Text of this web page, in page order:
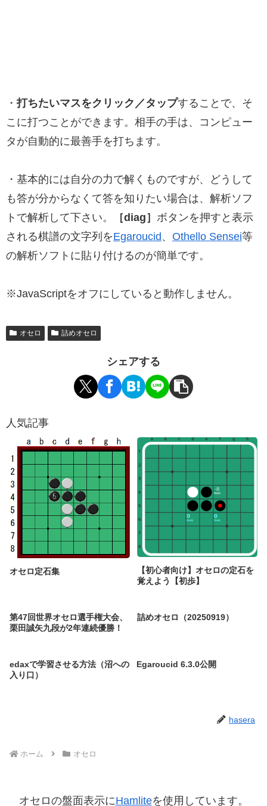
・打ちたいマスをクリック／タップすることで、そ
こに打つことができます。相手の手は、コンピュー
タが自動的に最善手を打ちます。
・基本的には自分の力で解くものですが、どうして
も答が分からなくて答を知りたい場合は、解析ソフ
トで解析して下さい。
［diag］ ボタンを押すと表示
される棋譜の文字列をEgaroucid、 Othello Sensei等
の解析ソフトに貼り付けるのが簡単です。
※JavaScriptをオフにしていると動作しません。
オセロ 詰めオセロ
シェアする
人気記事
オセロ定石集
【初心者向け】オセロの定石を
覚えよう【初歩】
第47回世界オセロ選手権大会、
栗田誠矢九段が2年連続優勝！
詰めオセロ（20250919）
edaxで学習させる方法（沼への
入り口）
Egaroucid 6.3.0公開
hasera
ホーム オセロ
オセロの盤面表示にHamliteを使用しています。